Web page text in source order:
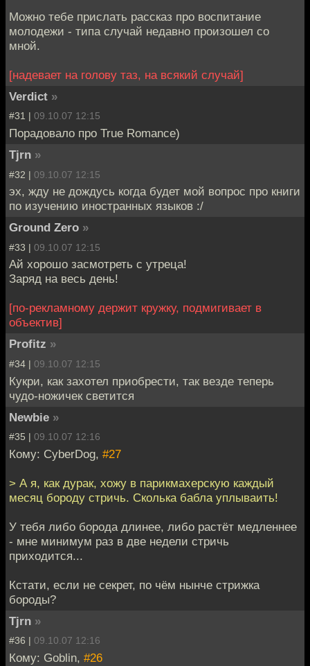
Можно тебе прислать рассказ про воспитание
молодежи - типа случай недавно произошел со
мной.
[надевает на голову таз, на всякий случай]
Verdict »
#31 | 09.10.07 12:15
Порадовало про True Romance)
Tjrn »
#32 | 09.10.07 12:15
эх, жду не дождусь когда будет мой вопрос про книги
по изучению иностранных языков :/
Ground Zero »
#33 | 09.10.07 12:15
Ай хорошо засмотреть с утреца!
Заряд на весь день!
[по-рекламному держит кружку, подмигивает в
объектив]
Profitz »
#34 | 09.10.07 12:15
Кукри, как захотел приобрести, так везде теперь
чудо-ножичек светится
Newbie »
#35 | 09.10.07 12:16
Кому: CyberDog, #27
> А я, как дурак, хожу в парикмахерскую каждый
месяц бороду стричь. Сколька бабла уплываить!
У тебя либо борода длинее, либо растёт медленнее
- мне минимум раз в две недели стричь
приходится...
Кстати, если не секрет, по чём нынче стрижка
бороды?
Tjrn »
#36 | 09.10.07 12:16
Кому: Goblin, #26